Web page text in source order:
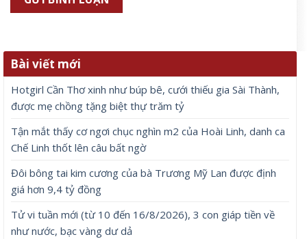
Bài viết mới
Hotgirl Cần Thơ xinh như búp bê, cưới thiếu gia Sài Thành,
được mẹ chồng tặng biệt thự trăm tỷ
Tận mắt thấy cơ ngơi chục nghìn m2 của Hoài Linh, danh ca
Chế Linh thốt lên câu bất ngờ
Đôi bông tai kim cương của bà Trương Mỹ Lan được định
giá hơn 9,4 tỷ đồng
Tử vi tuần mới (từ 10 đến 16/8/2026), 3 con giáp tiền về
như nước, bạc vàng dư dả